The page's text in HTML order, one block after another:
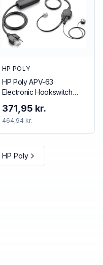
HP POLY
HP Poly APV-63
Electronic Hookswitch
371,95 kr.
464,94 kr.
HP Poly